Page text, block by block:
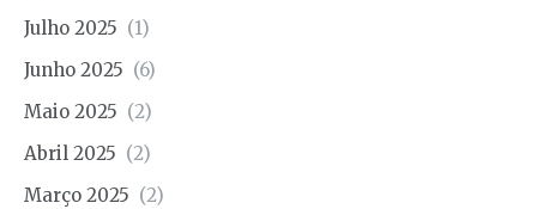
Julho 2025 (1)
Junho 2025 (6)
Maio 2025 (2)
Abril 2025 (2)
Março 2025 (2)